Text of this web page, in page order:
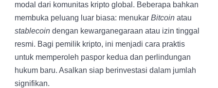
modal dari komunitas kripto global. Beberapa bahkan
membuka peluang luar biasa: menukar Bitcoin atau
stablecoin dengan kewarganegaraan atau izin tinggal
resmi. Bagi pemilik kripto, ini menjadi cara praktis
untuk memperoleh paspor kedua dan perlindungan
hukum baru. Asalkan siap berinvestasi dalam jumlah
signifikan.